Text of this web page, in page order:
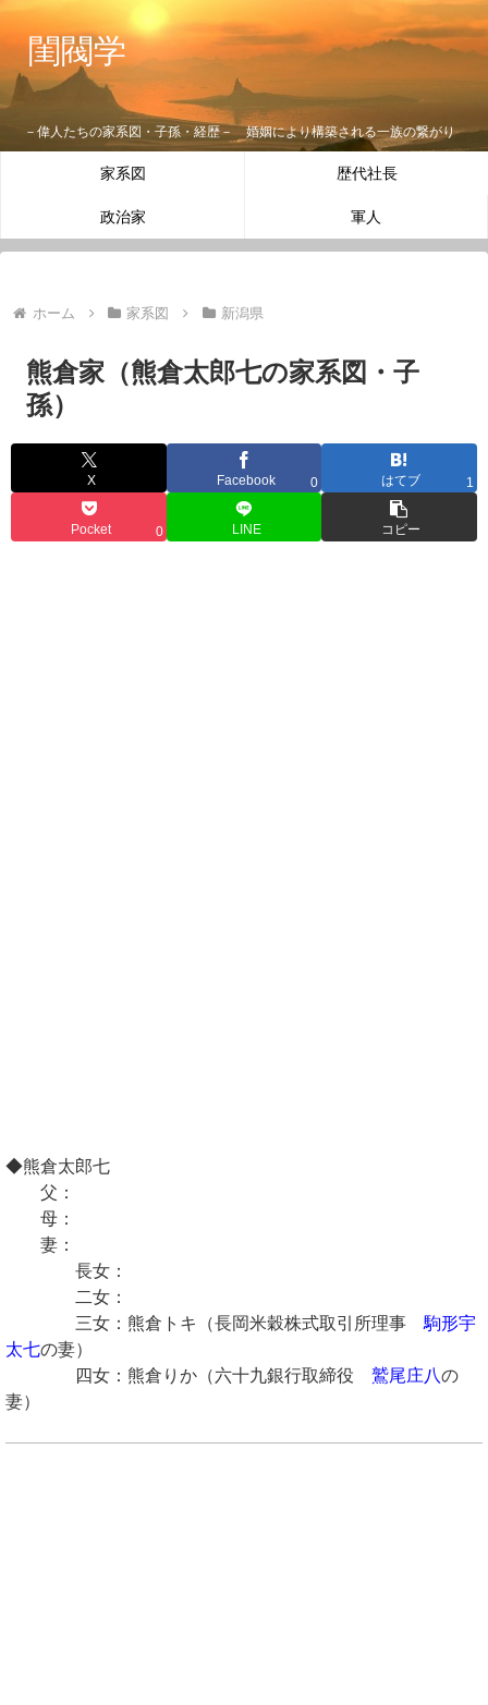
閨閥学
－偉人たちの家系図・子孫・経歴－ 婚姻により構築される一族の繋がり
家系図 歴代社長
政治家 軍人
ホーム 家系図 新潟県
熊倉家（熊倉太郎七の家系図・子
孫）
X Facebook 0 はてブ 1
Pocket 0 LINE コピー
◆熊倉太郎七
父：
母：
妻：
長女：
二女：
三女：熊倉トキ（長岡米穀株式取引所理事 駒形宇
太七の妻）
四女：熊倉りか（六十九銀行取締役 鷲尾庄八の
妻）